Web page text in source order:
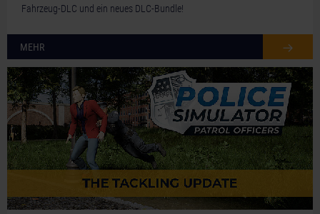
Fahrzeug-DLC und ein neues DLC-Bundle!
MEHR